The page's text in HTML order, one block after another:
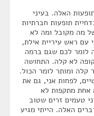
האלה. בעיני
תופעות חברתיות
מה מקובל ומה לא
עם ראש עיריית אילת,
לומר לכם שגם ברמה
לא קלה. התחושה
ומותר לומר הכול.
לפחות אני, גם את
אחת מתקפות לא
טעמים זרים שטוב
האלה. הייתי מגיע